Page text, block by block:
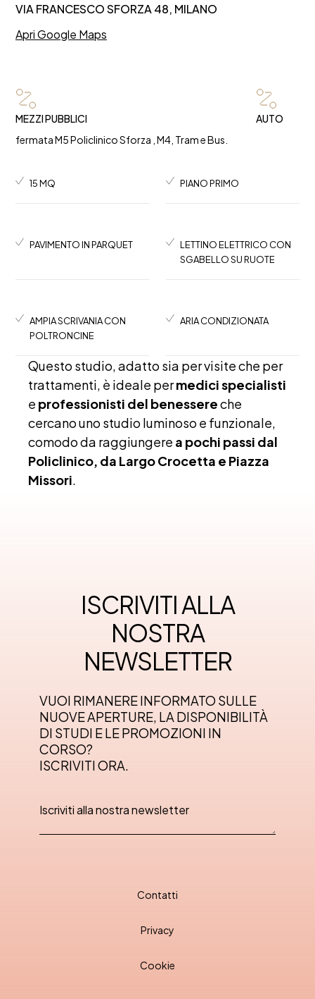
VIA FRANCESCO SFORZA 48, MILANO
Apri Google Maps
MEZZI PUBBLICI
fermata M5 Policlinico Sforza , M4, Tram e Bus.
AUTO
15 MQ PIANO PRIMO
PAVIMENTO IN PARQUET
LETTINO ELETTRICO CON
SGABELLO SU RUOTE
AMPIA SCRIVANIA CON
POLTRONCINE
ARIA CONDIZIONATA
Questo studio, adatto sia per visite che per
trattamenti, è ideale permedici specialisti
e professionisti del benessereche
cercano uno studio luminoso e funzionale,
comodo da raggiungere a pochi passi dal
Policlinico, da Largo Crocetta e Piazza
Missori.
ISCRIVITI ALLA
NOSTRA
NEWSLETTER
VUOI RIMANERE INFORMATO SULLE
NUOVE APERTURE, LA DISPONIBILITÀ
DI STUDI E LE PROMOZIONI IN
CORSO?
ISCRIVITI ORA.
Contatti
Privacy
Cookie